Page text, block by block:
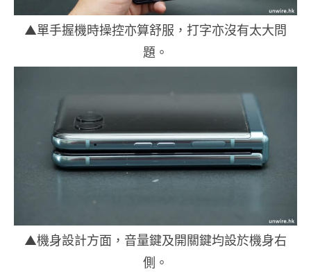
▲單手握機時操控亦算舒服，打字亦沒有太大問
題。
▲機身設計方面，音量鍵及開關鍵均設於機身右
側。